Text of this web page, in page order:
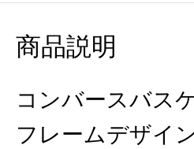
商品説明
コンバースバス
フレームデザイ